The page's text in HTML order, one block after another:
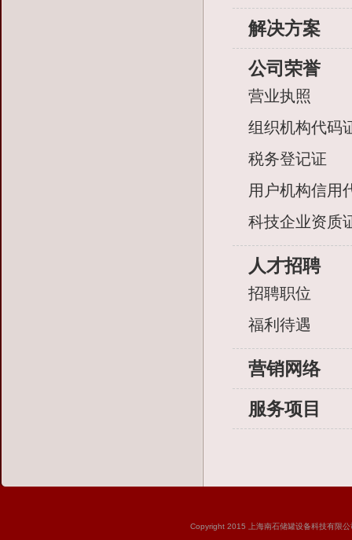
解决方案
公司荣誉
营业执照
组织机构代码
税务登记证
用户机构信用
科技企业资质
人才招聘
招聘职位
福利待遇
营销网络
服务项目
Copyright 2015 上海南石储罐设备科技有限